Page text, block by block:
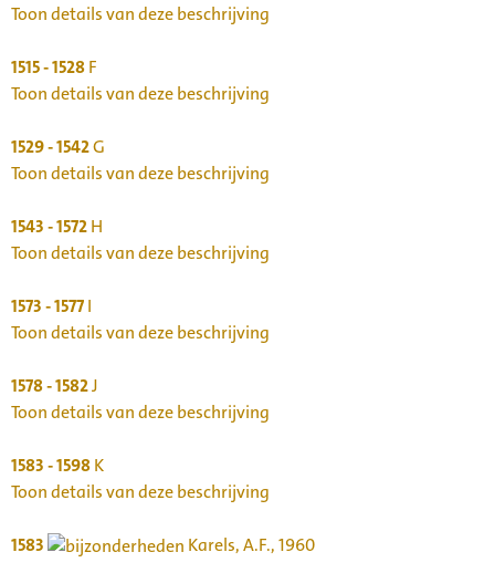
Toon details van deze beschrijving
1515 - 1528F
Toon details van deze beschrijving
1529 - 1542G
Toon details van deze beschrijving
1543 - 1572H
Toon details van deze beschrijving
1573 - 1577I
Toon details van deze beschrijving
1578 - 1582J
Toon details van deze beschrijving
1583 - 1598K
Toon details van deze beschrijving
1583 Karels, A.F., 1960